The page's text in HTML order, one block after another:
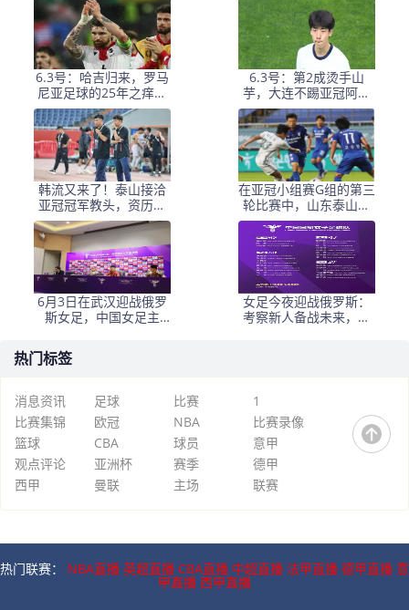
6.3号：哈吉归来，罗马
尼亚足球的25年之痒能
解么？
6.3号：第2成烫手山
芋，大连不踢亚冠阿奇
+马莱莱没必要换练好新
星更重要
韩流又来了！泰山接洽
亚冠冠军教头，资历与
名气全面压过徐正源
在亚冠小组赛G组的第三
轮比赛中，山东泰山客
场挑战韩国球队仁
6月3日在武汉迎战俄罗
斯女足，中国女足主
女足今夜迎战俄罗斯：
考察新人备战未来，古
热门标签
消息资讯 足球 比赛
1
比赛集锦
欧冠 NBA
比赛录像
篮球
CBA 球员
意甲
观点评论
亚洲杯 赛季
德甲
西甲
曼联 主场 联赛
热门联赛： NBA直播 英超直播 CBA直播 中超直播 法甲直播 德甲直播 意
甲直播 西甲直播